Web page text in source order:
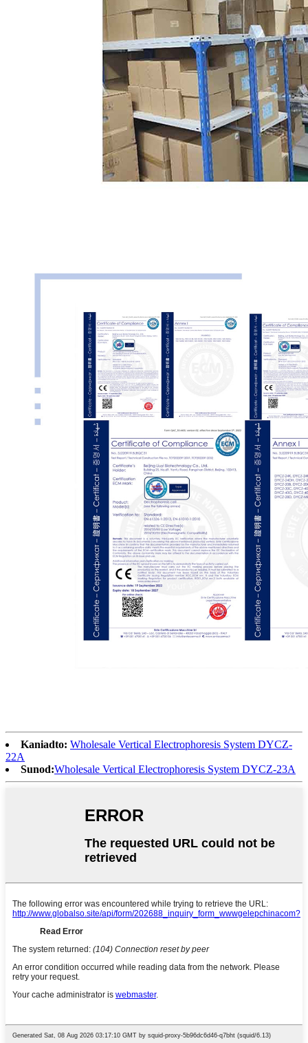
Kaniadto: Wholesale Vertical Electrophoresis System DYCZ-
22A
Sunod:Wholesale Vertical Electrophoresis System DYCZ-23A